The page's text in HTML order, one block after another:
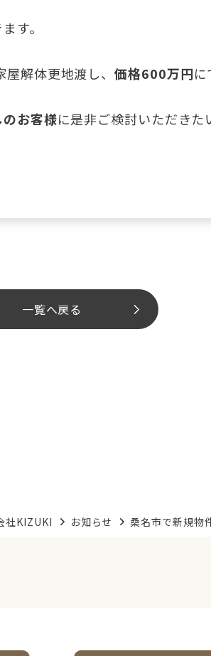
す。
屋解体更地渡し、価格600万円
お客様に是非ご検討いただきた
一覧へ戻る
社KIZUKI お知らせ 桑名市で新規物